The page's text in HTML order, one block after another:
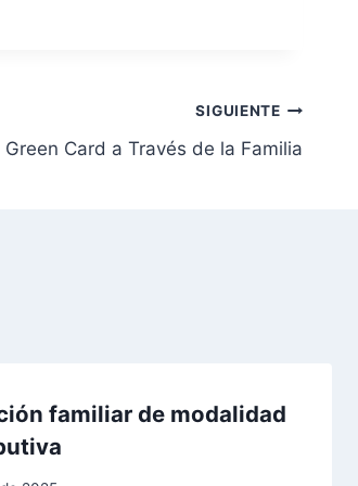
SIGUIENTE
Card a Través de la Familia
familiar de modalidad